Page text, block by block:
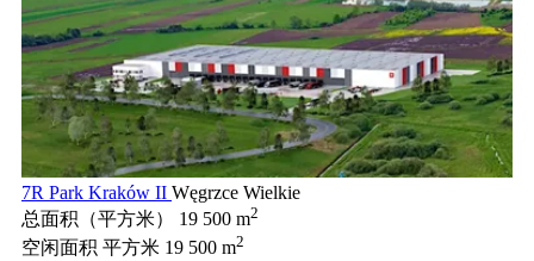
7R Park Kraków II Węgrzce Wielkie
总面积（平方米）
19 500 m2
空闲面积 平方米 19 500 m2